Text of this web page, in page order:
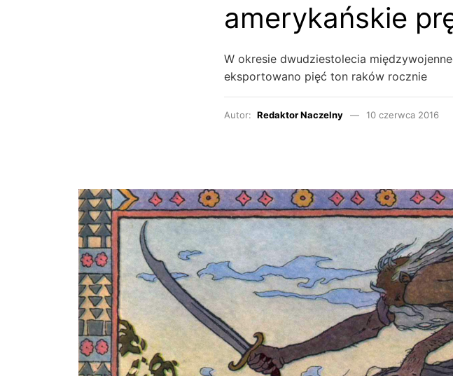
amerykańskie
W okresie dwudziestolecia
eksportowano pięć ton raków rocznie
Autor: Redaktor Naczelny 10 czerwca 2016